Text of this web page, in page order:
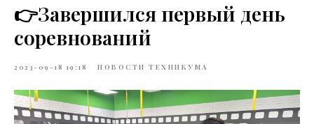
👉Завершился первый день
соревнований
2023-09-18 19:18 НОВОСТИ ТЕХНИКУМА